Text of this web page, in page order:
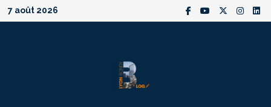
Passer
au
7 août 2026